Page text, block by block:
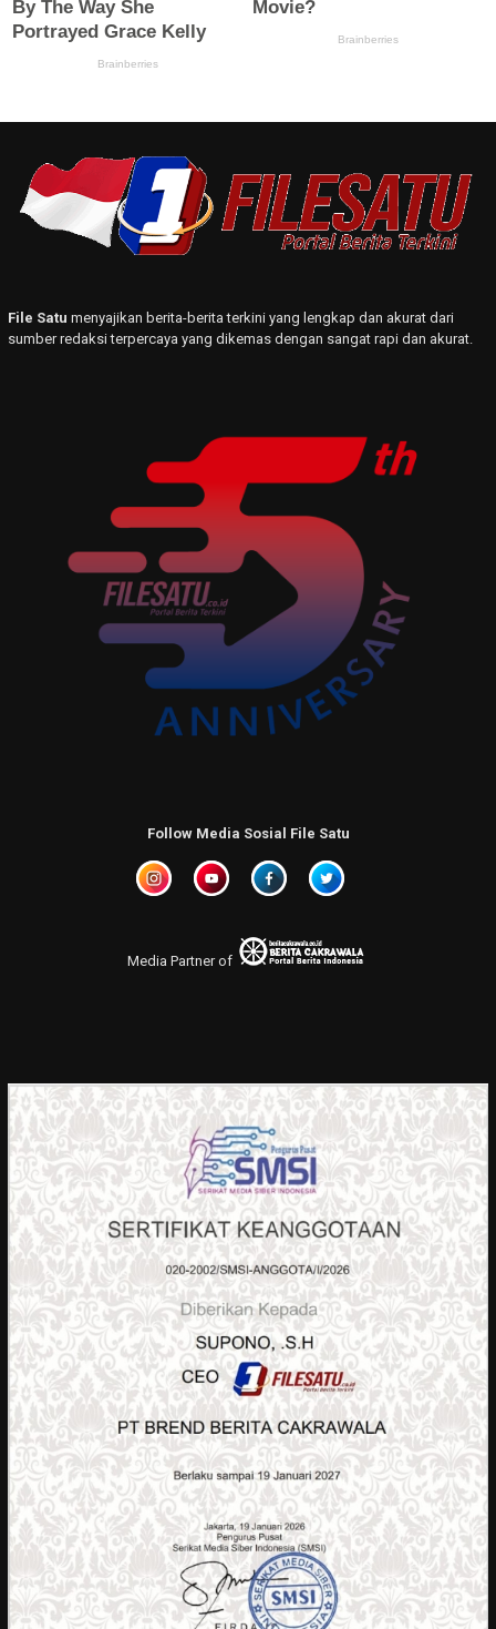
File Satu menyajikan berita-berita terkini yang lengkap dan akurat dari
sumber redaksi terpercaya yang dikemas dengan sangat rapi dan akurat.
Follow Media Sosial File Satu
Media Partner of